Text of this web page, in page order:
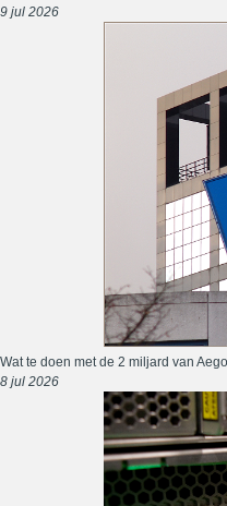
9 jul 2026
Wat te doen met de 2 miljard van
8 jul 2026